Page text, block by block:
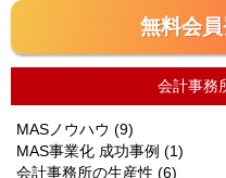
無料会
会計事務
MASノウハウ (9)
MAS事業化 成功事例 (1)
会計事務所の生産性 (6)